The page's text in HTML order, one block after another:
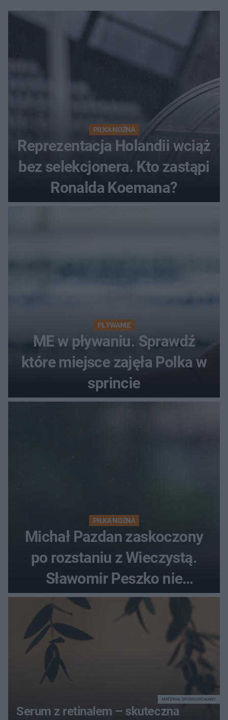
PIŁKA NOŻNA
Reprezentacja Holandii wciąż
bez selekcjonera. Kto zastąpi
Ronalda Koemana?
PŁYWANIE
ME w pływaniu. Sprawdź
które miejsce zajęła Polka w
sprincie
PIŁKA NOŻNA
Michał Pazdan zaskoczony
po rozstaniu z Wieczystą.
Sławomir Peszko nie
dotrzymał słowa?
Serum z retinalem – skuteczna
MATERIAŁ SPONSOROWANY